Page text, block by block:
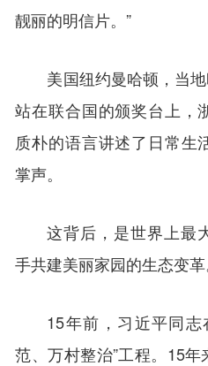
靓丽的明信片。”
美国纽约曼哈顿，当
站在联合国的颁奖台上，
质朴的语言讲述了日常生
掌声。
这背后，是世界上最
手共建美丽家园的生态变革
15年前，习近平同
范、万村整治”工程。15